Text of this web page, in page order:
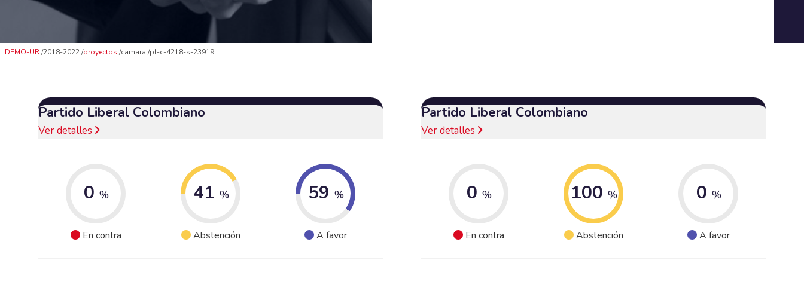
DEMO-UR 2018-2022 proyectos camara pl-c-4218-s-23919
Partido Liberal Colombiano
Ver detalles
0 %
En contra
41 %
Abstención
59 %
A favor
Partido Liberal Colombiano
Ver detalles
0 %
En contra
100 %
Abstención
0 %
A favor